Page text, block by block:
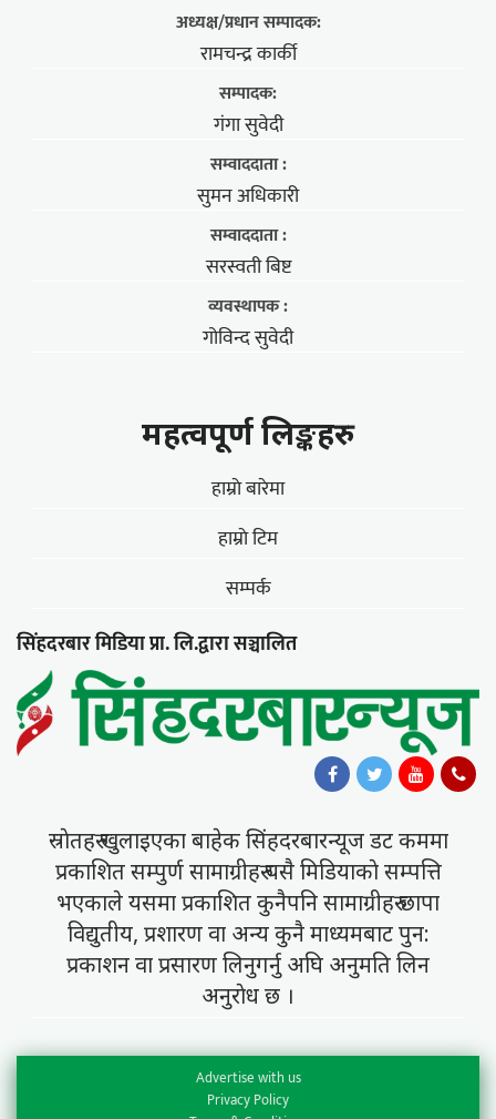
अध्यक्ष/प्रधान सम्पादक:
रामचन्द्र कार्की
सम्पादक:
गंगा सुवेदी
सम्वाददाता :
सुमन अधिकारी
सम्वाददाता :
सरस्वती बिष्ट
व्यवस्थापक :
गोविन्द सुवेदी
महत्वपूर्ण लिङ्कहरु
हाम्राे बारेमा
हाम्राे टिम
सम्पर्क
सिंहदरबार मिडिया प्रा. लि.द्वारा सञ्चालित
स्राेतहरु खुलाइएका बाहेक सिंहदरबारन्यूज डट कममा
प्रकाशित सम्पुर्ण सामाग्रीहरु यसै मिडियाकाे सम्पत्ति
भएकाले यसमा प्रकाशित कुनैपनि सामाग्रीहरु छापा
विद्युतीय, प्रशारण वा अन्य कुनै माध्यमबाट पुन:
प्रकाशन वा प्रसारण लिनुगर्नु अघि अनुमति लिन
अनुराेध छ ।
Advertise with us
Privacy Policy